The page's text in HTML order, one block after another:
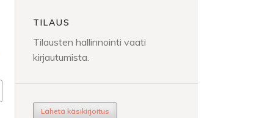
TILAUS
Tilausten hallinnointi vaati
kirjautumista.
Lähetä käsikirjoitus